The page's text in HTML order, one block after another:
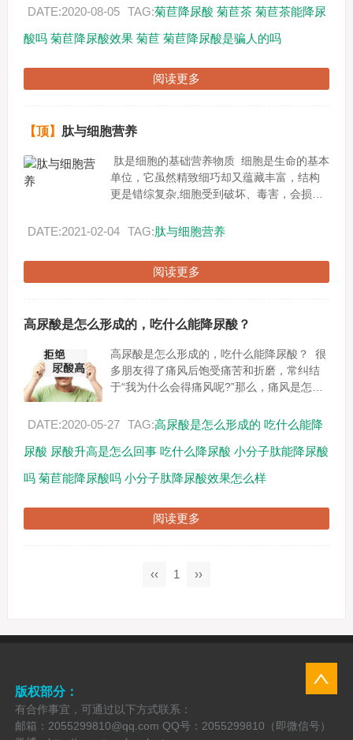
食...
DATE:2020-08-05 TAG:菊苣降尿酸 菊苣茶 菊苣茶能降尿
酸吗 菊苣降尿酸效果 菊苣 菊苣降尿酸是骗人的吗
阅读更多
【顶】 肽与细胞营养
肽是细胞的基础营养物质 细胞是生命的基本
单位，它虽然精致细巧却又蕴藏丰富，结构
更是错综复杂,细胞受到破坏、毒害，会损害
就是--------...
DATE:2021-02-04 TAG:肽与细胞营养
阅读更多
高尿酸是怎么形成的，吃什么能降尿酸？
高尿酸是怎么形成的，吃什么能降尿酸？ 很
多朋友得了痛风后饱受痛苦和折磨，常纠结
于“我为什么会得痛风呢?”那么，痛风是怎么
经历的一个阶段就是高尿酸阶段...
DATE:2020-05-27 TAG:高尿酸是怎么形成的 吃什么能降
尿酸 尿酸升高是怎么回事 吃什么降尿酸 小分子肽能降尿酸
吗 菊苣能降尿酸吗 小分子肽降尿酸效果怎么样
阅读更多
‹‹ 1 ››
版权部分：
有合作事宜，可通过以下方式联系：
邮箱：2055299810@qq.com QQ号：2055299810（即微信号）